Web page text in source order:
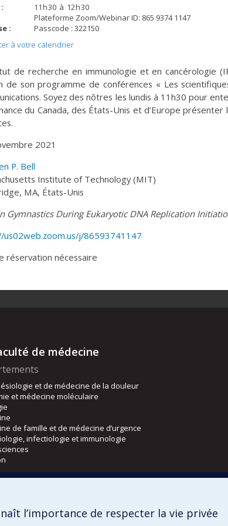
11h30 à 12h30
Plateforme Zoom/Webinar ID: 865 9374 1147
:
Passcode : 322150
à votre calendrier
de recherche en immunologie et en cancérologie
de son programme de conférences « Les
Soyez des nôtres les lundis à 11h30 pour
du Canada, des États-Unis et d’Europe
2021
P. Bell
Institute of Technology (MIT)
MA, États-Unis
Gymnastics During Eukaryotic DNA Replication
us02web.zoom.us/j/86593741147
réservation nécessaire
de médecine
et de médecine de la douleur
et médecine moléculaire
de famille et de médecine d’urgence
infectiologie et immunologie
et audiologie
l’importance de respecter la vie privée